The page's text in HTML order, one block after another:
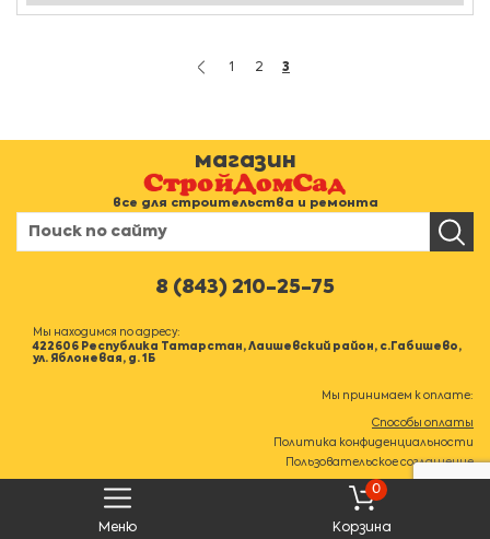
1 2 3
магазин
все для строительства и ремонта
8 (843) 210-25-75
Мы находимся по адресу:
422606 Республика Татарстан, Лаишевский район, с.Габишево,
ул. Яблоневая, д. 1Б
Мы принимаем к оплате:
Способы оплаты
Политика конфиденциальности
Пользовательское соглашение
Меню
0
Корзина